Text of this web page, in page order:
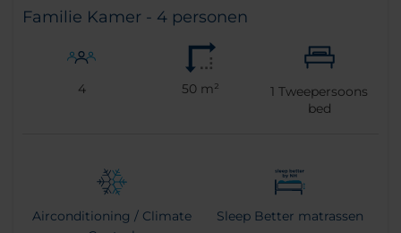
Familie Kamer - 4 personen
4 50 m² 1 Tweepersoons
bed
Airconditioning / Climate
Sleep Better matrassen